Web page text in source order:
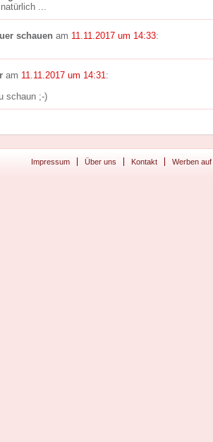
...
schauen am 11.11.2017 um 14:33:
am 11.11.2017 um 14:31:
schaun ;-)
Impressum Über uns Kontakt Werben